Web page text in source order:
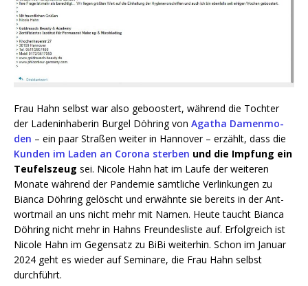
Frau Hahn selbst war also geboos­tert, wäh­rend die Toch­ter
der Laden­in­ha­be­rin Bur­gel Döh­ring von Aga­tha Damen­mo­
den – ein paar Stra­ßen wei­ter in Han­no­ver – erzählt, dass die
Kun­den im Laden an Coro­na ster­ben und die Imp­fung ein
Teu­fels­zeug sei. Nico­le Hahn hat im Lau­fe der wei­te­ren
Mona­te wäh­rend der Pan­de­mie sämt­li­che Ver­lin­kun­gen zu
Bian­ca Döh­ring gelöscht und erwähn­te sie bereits in der Ant­
wort­mail an uns nicht mehr mit Namen. Heu­te taucht Bian­ca
Döh­ring nicht mehr in Hahns Freun­des­lis­te auf. Erfolg­reich ist
Nico­le Hahn im Gegen­satz zu BiBi wei­ter­hin. Schon im Janu­ar
2024 geht es wie­der auf Semi­na­re, die Frau Hahn selbst
durchführt.